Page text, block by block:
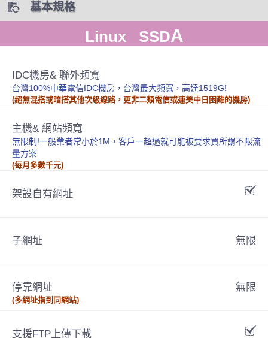
基本規格
Linux SSDA
IDC機房& 聯外頻寬
台灣100%中華電信IDC機房，台灣最大頻寬，高達1519G!
(絕無混搭或暗搭其他次級線路，更非二類電信或連美中日困難的機房)
主機& 網站頻寬
無限制!一般業者常小於1M，客戶一超過就可能被要求買所謂不限流
量方案
(每月多數千元)
架設自有網址
子網址 無限
停靠網址
(多網址指到同網站)
無限
支援FTP上傳下載